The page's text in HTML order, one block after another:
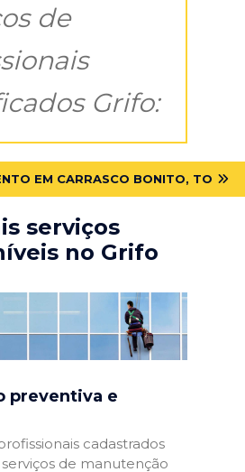
de
Grifo:
EM CARRASCO BONITO, TO
serviços
no Grifo
preventiva e
cadastrados
de manutenção